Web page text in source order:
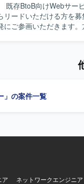
既存BtoB向けWebサー
だける方を募集しております。 【作業内
にご参画いただきます
おります。関係各所と
保守まで一貫して携わ
、AWS、
」の案件一覧
ア ネットワークエンジニア